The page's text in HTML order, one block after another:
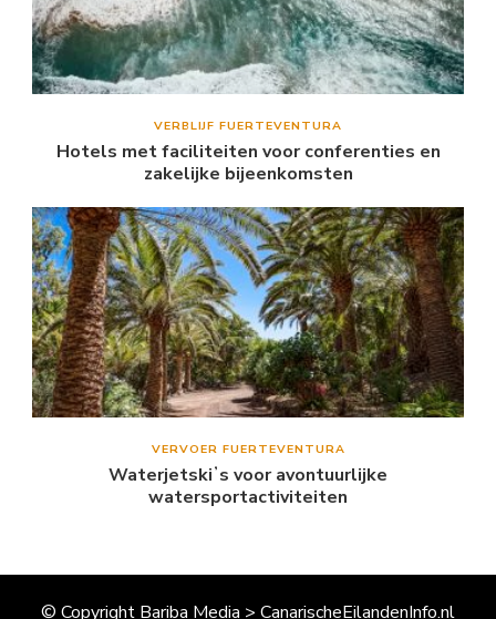
VERBLIJF FUERTEVENTURA
Hotels met faciliteiten voor conferenties en
zakelijke bijeenkomsten
VERVOER FUERTEVENTURA
Waterjetskiʼs voor avontuurlijke
watersportactiviteiten
© Copyright Bariba Media > CanarischeEilandenInfo.nl